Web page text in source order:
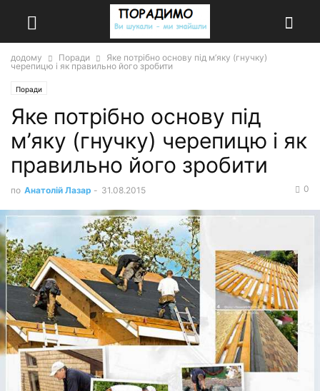
додому Поради
Яке потрібно основу під м’яку (гнучку)
черепицю і як правильно його зробити
Поради
Яке потрібно основу під
м’яку (гнучку) черепицю і як
правильно його зробити
по Анатолій Лазар - 31.08.2015 0